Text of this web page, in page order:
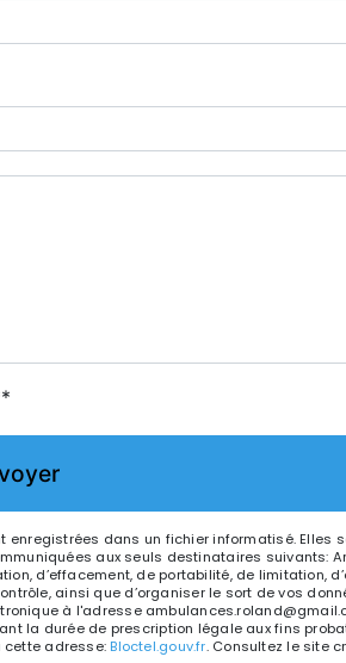
dans un fichier informatisé. Elles
aux seuls destinataires suivants:
d’effacement, de portabilité, de limitation,
ainsi que d’organiser le sort de vos
à l'adresse
la durée de prescription légale aux fins
cette adresse:
Bloctel.gouv.fr. Consultez le site